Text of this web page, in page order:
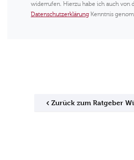
widerrufen. Hierzu habe ich auch von
Datenschutzerklärung Kenntnis
Zurück zum Ratgeber